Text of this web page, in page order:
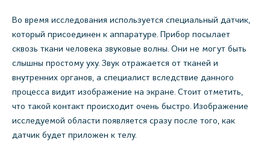
Во время исследования используется специальный датчик,
который присоединен к аппаратуре. Прибор посылает
сквозь ткани человека звуковые волны. Они не могут быть
слышны простому уху. Звук отражается от тканей и
внутренних органов, а специалист вследствие данного
процесса видит изображение на экране. Стоит отметить,
что такой контакт происходит очень быстро. Изображение
исследуемой области появляется сразу после того, как
датчик будет приложен к телу.